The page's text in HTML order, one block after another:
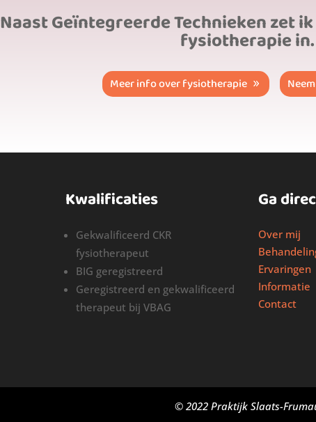
Naast Geïntegreerde Technieken zet
fysiotherapie in.
Meer info over fysiotherapie
Kwalificaties
Gekwalificeerd CKR
fysiotherapeut
BIG geregistreerd
Geregistreerd en gekwalificeerd
therapeut bij VBAG
Ga
Over mij
Ervaringen
Informatie
Contact
© 2022 Praktijk Slaats-